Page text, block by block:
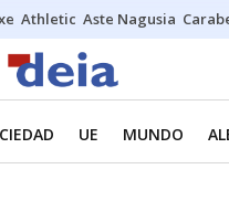
Athletic Aste Nagusia
UE MUNDO